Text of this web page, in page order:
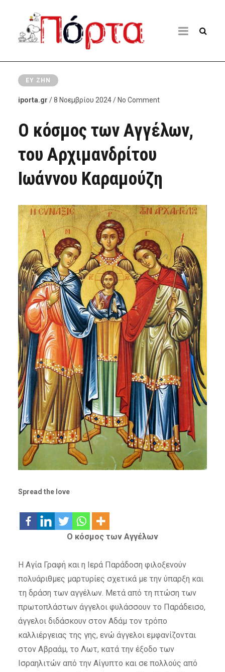
ΕΥ ΖΗΝ
iporta.gr / 8 Νοεμβρίου 2024 / No Comment
Ο κόσμος των Αγγέλων,
του Αρχιμανδρίτου
Ιωάννου Καραμούζη
Spread the love
Ο κόσμος των Αγγέλων
Η Αγία Γραφή και η Ιερά Παράδοση φιλοξενούν
πολυάριθμες μαρτυρίες σχετικά με την ύπαρξη και
τη δράση των αγγέλων. Μετά από τη πτώση των
πρωτοπλάστων άγγελοι φυλάσσουν το Παράδεισο,
άγγελοι διδάσκουν στον Αδάμ τον τρόπο
καλλιέργειας της γης, ενώ άγγελοι εμφανίζονται
στον Αβραάμ, το Λωτ, κατά την έξοδο των
Ισραηλιτών από την Αίγυπτο και σε πολλούς από